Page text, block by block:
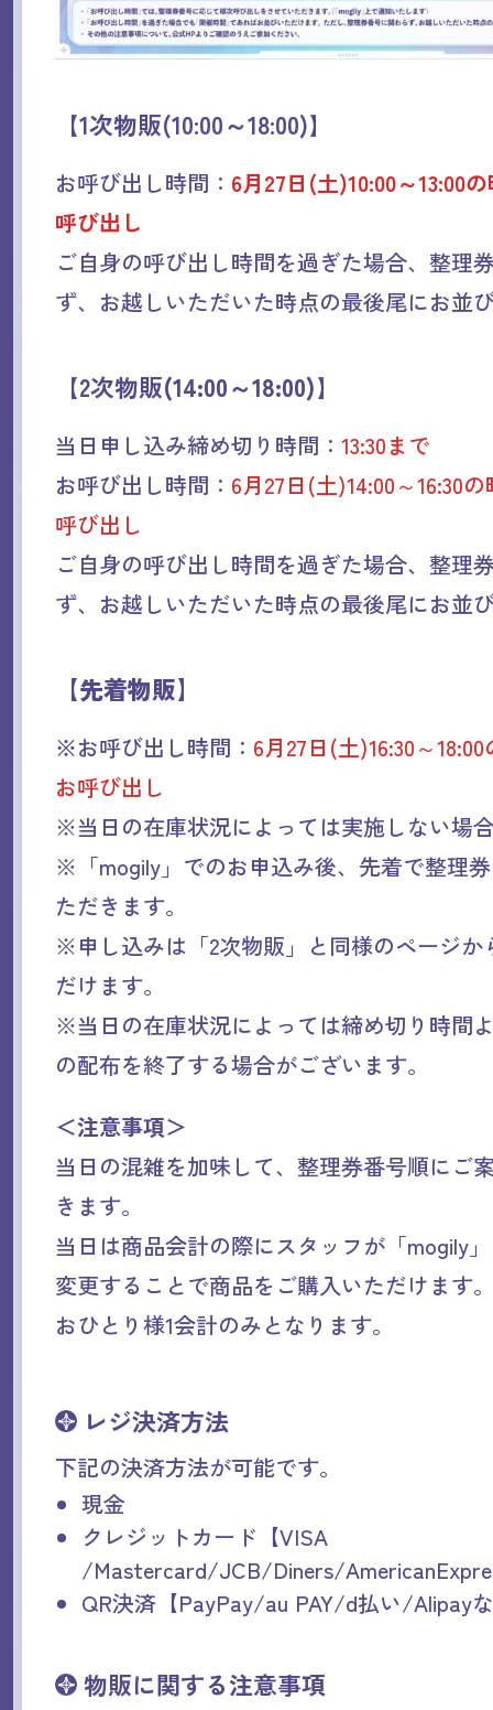
【1次物販(10:00～18:00)】
お呼び出し時間： 6月27日(土)10:00～13:00
呼び出し
ご自身の呼び出し時間を過ぎた場合、整理
ず、お越しいただいた時点の最後尾にお並
【2次物販(14:00～18:00)】
当日申し込み締め切り時間： 13:30まで
お呼び出し時間： 6月27日(土)14:00～16:30
呼び出し
ご自身の呼び出し時間を過ぎた場合、整理
ず、お越しいただいた時点の最後尾にお並
【先着物販】
※お呼び出し時間： 6月27日(土)16:30～
お呼び出し
※当日の在庫状況によっては実施しない場
※「mogily」でのお申込み後、先着で整理
ただきます。
※申し込みは「2次物販」と同様のページか
だけます。
※当日の在庫状況によっては締め切り時間
の配布を終了する場合がございます。
＜注意事項＞
当日の混雑を加味して、整理券番号順にご
きます。
当日は商品会計の際にスタッフが「mogily
変更することで商品をご購入いただけます
おひとり様1会計のみとなります。
レジ決済方法
下記の決済方法が可能です。
現金
クレジットカード【VISA
/Mastercard/JCB/Diners/
QR決済【PayPay/au PAY/d払い/Alipay
物販に関する注意事項